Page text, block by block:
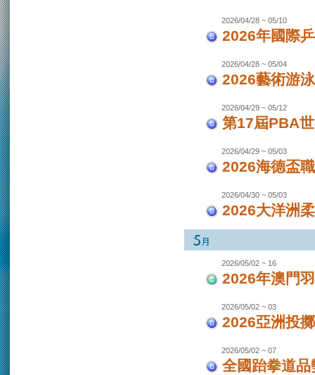
2026/04/28 ~ 05/10
2026年國際
2026/04/28 ~ 05/04
2026藝術游
2026/04/29 ~ 05/12
第17屆PBA
2026/04/29 ~ 05/03
2026海德盃
2026/04/30 ~ 05/03
2026大洋洲
2026/05/02 ~ 16
2026年澳門
2026/05/02 ~ 03
2026亞洲投
2026/05/02 ~ 07
全國跆拳道